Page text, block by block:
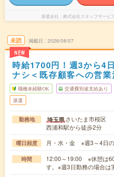
派遣会社 株式会社スタッフサービ
未読
NEW
掲載日 2026/08/07
時給1700円！週3から4
ナシ＜既存顧客への営業
職種未経験OK 交通費別途支給あり
派遣
勤務地 埼玉県さいたま市桜区
西浦和駅から徒歩2分
曜日頻度 月・水・金 ※週3～4日の
時間
12:00～19:00 ※休憩は
す。※週3日勤務の場合